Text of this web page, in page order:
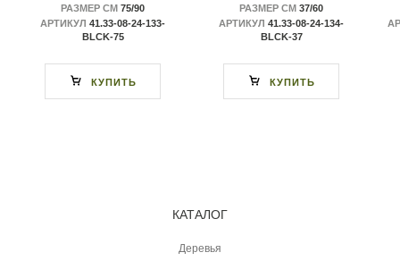
РАЗМЕР СМ 75/90
АРТИКУЛ 41.33-08-24-133-
BLCK-75
КУПИТЬ
РАЗМЕР СМ 37/60
АРТИКУЛ 41.33-08-24-134-
BLCK-37
КУПИТЬ
КАТАЛОГ
Деревья